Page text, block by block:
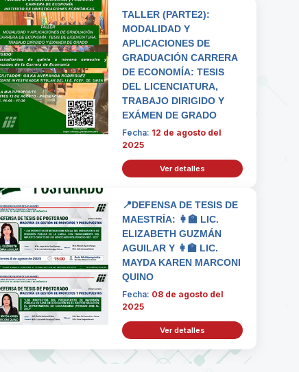
TALLER (PARTE2):
MODALIDAD Y
APLICACIONES DE
GRADUACIÓN CARRERA
DE ECONOMÍA: TESIS
DEL LICENCIATURA,
TRABAJO DIRIGIDO Y
EXÁMEN DE GRADO
Fecha: 12 de agosto del
2025
Ver detalles
📍DEFENSA DE TESIS DE
MAESTRÍA: 👩‍🏫 LIC.
ELIZABETH GUZMÁN
AGUILAR Y 👩‍🏫 LIC.
MAYDA KAREN MARCONI
QUINO
Fecha: 08 de agosto del
2025
Ver detalles